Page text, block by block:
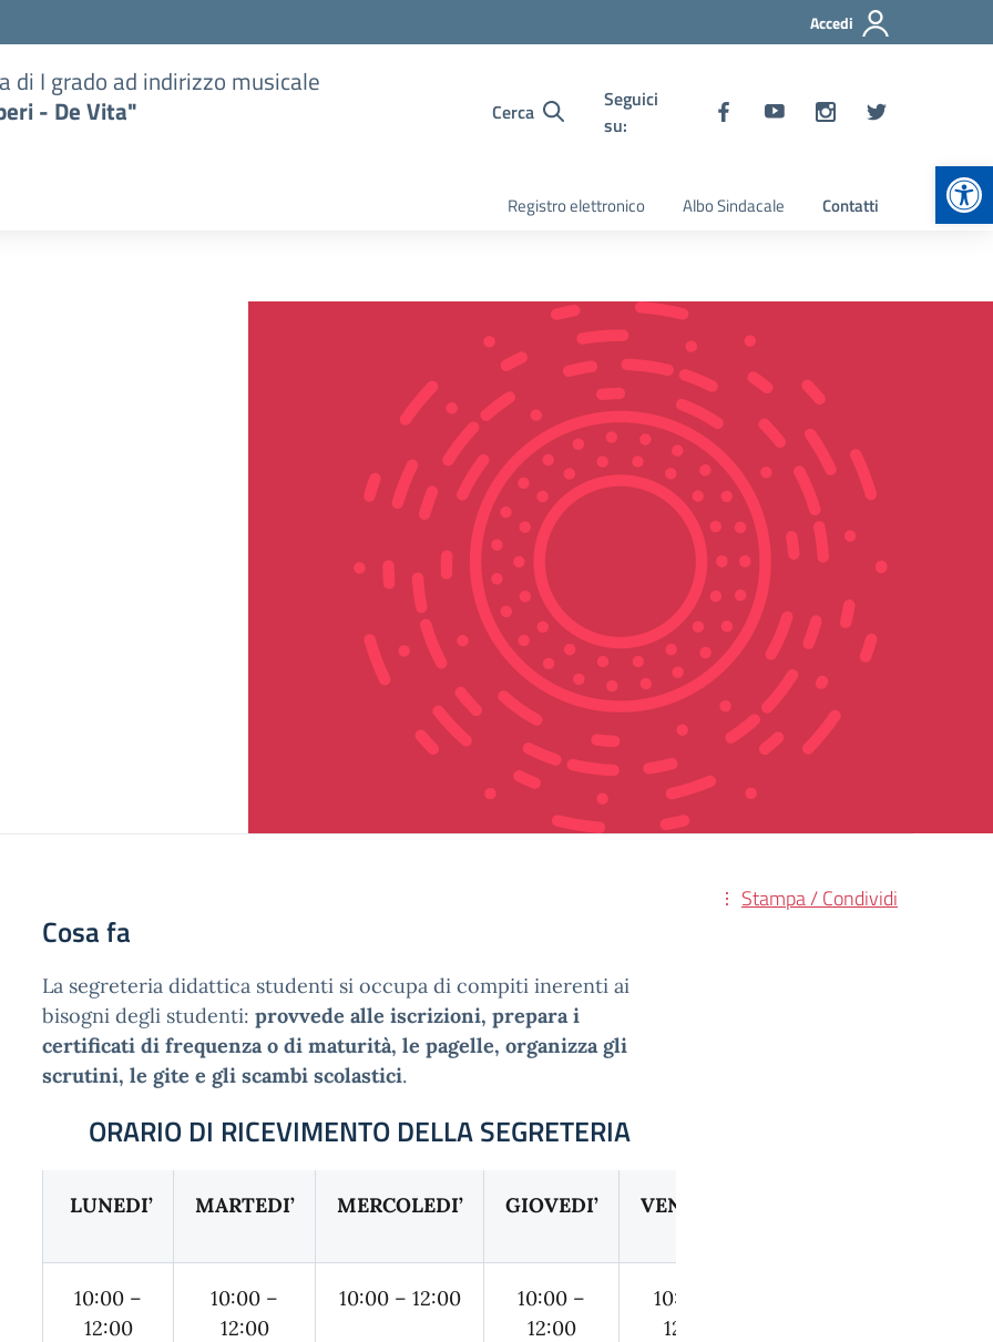
Accedi
di I grado ad indirizzo musicale
- De Vita"
Cerca
Seguici
su:
Registro elettronico Albo Sindacale Contatti
Stampa / Condividi
Cosa fa
La segreteria didattica studenti si occupa di compiti inerenti ai
bisogni degli studenti: provvede alle iscrizioni, prepara i
certificati di frequenza o di maturità, le pagelle, organizza gli
scrutini, le gite e gli scambi scolastici.
ORARIO DI RICEVIMENTO DELLA SEGRETERIA
LUNEDI’ MARTEDI’ MERCOLEDI’ GIOVEDI’ VENERDI’
10:00 –
12:00
10:00 –
12:00
10:00 – 12:00
10:00 –
12:00
10:00 –
12:00